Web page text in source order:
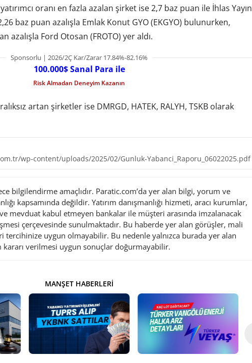
oranı en fazla azalan şirket ise 2,7 baz puan ile İhlas Yayın
baz puan azalışla Emlak Konut GYO (EKGYO) bulunurken,
azalışla Ford Otosan (FROTO) yer aldı.
Sponsorlu | 2026/2Ç Kar/Zarar 17.84%-82.16%
100.000$ Sanal Para ile
Risk Almadan Deneyim Kazanın
artan şirketler ise DMRGD, HATEK, RALYH, TSKB olarak
wp-content/uploads/2025/02/Gunluk-Yabanci_Raporu_06022025.pdf
bilgilendirme amaçlıdır. Paratic.com’da yer alan bilgi, yorum ve
kapsamında değildir. Yatırım danışmanlığı hizmeti, aracı kurumlar,
mevduat kabul etmeyen bankalar ile müşteri arasında imzalanacak
çerçevesinde sunulmaktadır. Bu haberde yer alan görüşler, mali
tercihinize uygun olmayabilir. Bu nedenle yalnızca burada yer alan
kararı verilmesi uygun sonuçlar doğurmayabilir.
MANŞET HABERLERI